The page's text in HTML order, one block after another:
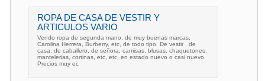
ROPA DE CASA DE VESTIR Y
ARTICULOS VARIO
Vendo ropa de segunda mano, de muy buenas marcas,
Carolina Herrera, Burberry, etc, de todo tipo. De vestir , de
casa, de caballero, de señora, camisas, blusas, chaquetones,
mantelerias, cortinas, etc, etc, en estado nuevo o casi nuevo.
Precios muy ec